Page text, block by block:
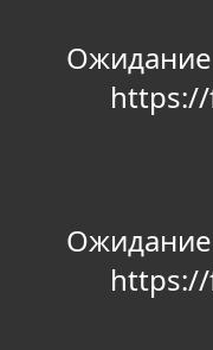
Ожидание
Ожидание